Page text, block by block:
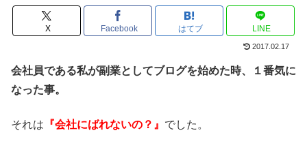
X Facebook はてブ LINE
2017.02.17
会社員である私が副業としてブログを始めた時、１番気に
なった事。
それは 『会社にばれないの？』 でした。